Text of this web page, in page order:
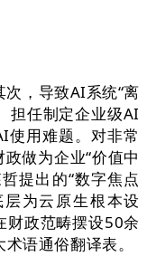
，导致AI系统“离
担任制定企业级AI
使用难题。对非常
做为企业“价值中
提出的“数字焦点
为云原生根本设
财政范畴摆设50余
语通俗翻译表。